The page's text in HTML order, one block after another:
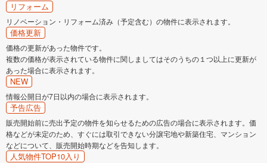
リフォーム
リノベーション・リフォーム済み（予定含む）の物件に表示されます。
価格更新
価格の更新があった物件です。
複数の価格が表示されている物件に関しましてはそのうちの１つ以上に更新が
あった場合に表示されます。
NEW
情報公開日が7日以内の場合に表示されます。
予告広告
販売開始前に売出予定の物件を知らせるための広告の場合に表示されます。価
格などが未定のため、すぐには取引できない分譲宅地や新築住宅、マンション
などについて、販売開始時期などを告知します。
人気物件TOP10入り